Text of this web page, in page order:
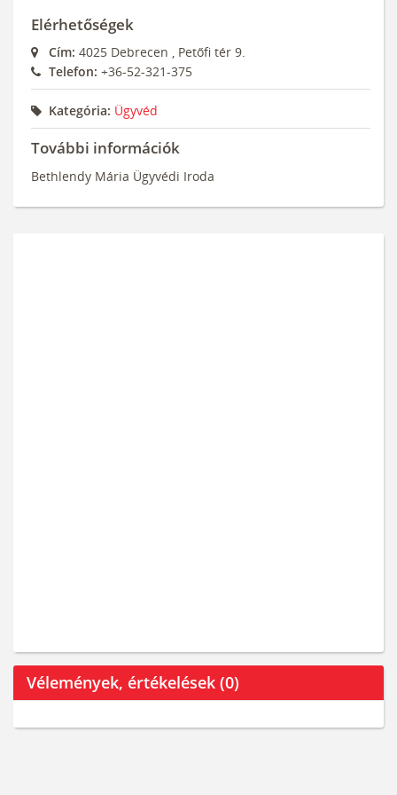
Elérhetőségek
Cím: 4025 Debrecen , Petőfi tér 9.
Telefon: +36-52-321-375
Kategória: Ügyvéd
További információk
Bethlendy Mária Ügyvédi Iroda
Vélemények, értékelések (0)